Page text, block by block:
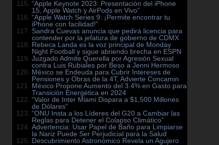
“Apple Keynote 2023: Presentación del iPhone
15, Apple Watch y AirPods en Vivo”
“Apple Watch Series 9: ¡Permite encontrar tu
iPhone con facilidad!”
Sandra Cuevas anuncia que pedirá licencia para
contender por la jefatura de gobierno de CDMX
Rebeca Landa es la voz principal de Monday
Night Football y sigue abriendo brecha en ESPN
Juzgado Admite Querella por Agresión Sexual
contra Luis Rubiales por Beso a Jenni Hermoso
México se Endeuda para Cubrir Intereses de
Pensiones y Obras de la 4T, Advierte Concamin
México Propone Aumento del 3.4% en Gasto para
Transición Energética en 2024
“Valor de Inter Miami Dispara a $1,500 Millones
de Dólares”
“ONU Insta a los Líderes del G20 a Cambiar las
Reglas para Detener el Colapso Climático”
Advertencia: Usar Papel de Baño para Limpiarse
la Nariz Puede Ser Perjudicial para la Salud
Descubrimiento Astronómico Revela un Agujero